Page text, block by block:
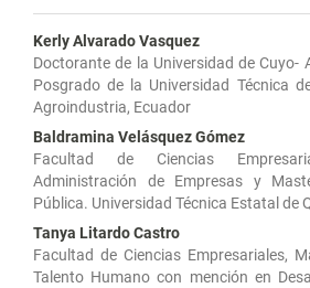
Kerly Alvarado Vasquez
Doctorante de la Universidad de Cuyo-
Posgrado de la Universidad Técnica
Agroindustria, Ecuador
Baldramina Velásquez Gómez
Facultad de Ciencias
Administración de Empresas y
Pública. Universidad Técnica Estatal de
Tanya Litardo Castro
Facultad de Ciencias Empresariales,
Talento Humano con mención en